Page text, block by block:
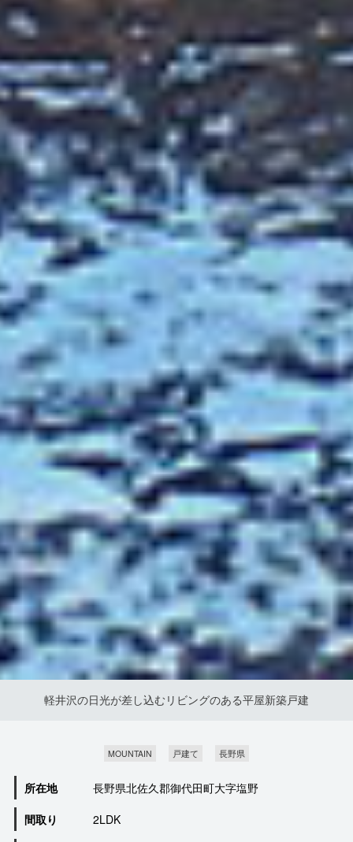
軽井沢の日光が差し込むリビングのある平屋新築戸建
MOUNTAIN 戸建て 長野県
所在地
長野県北佐久郡御代田町大字塩野
間取り
2LDK